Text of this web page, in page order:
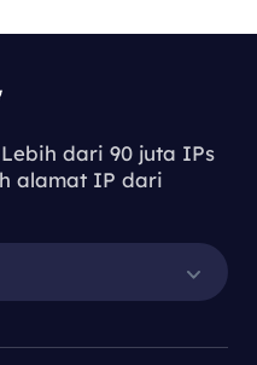
dari 90 juta IPs
alamat IP dari